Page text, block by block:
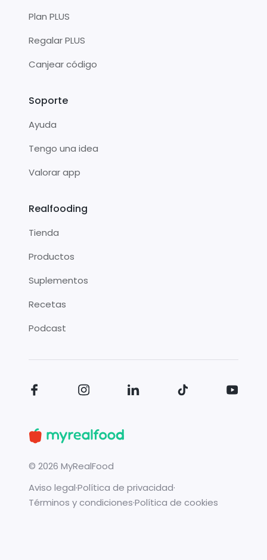
Plan PLUS
Regalar PLUS
Canjear código
Soporte
Ayuda
Tengo una idea
Valorar app
Realfooding
Tienda
Productos
Suplementos
Recetas
Podcast
© 2026 MyRealFood
Aviso legal·Política de privacidad·
Términos y condiciones·Política de cookies